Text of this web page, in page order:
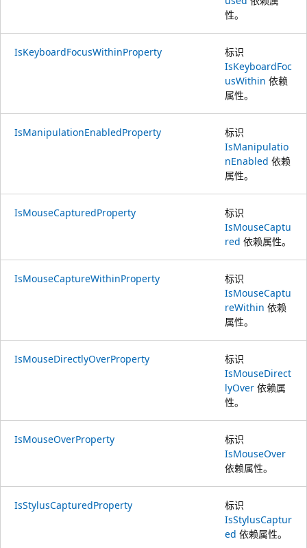
性。
IsKeyboardFocusWithinProperty
标识
IsKeyboardFoc
usWithin 依赖
属性。
IsManipulationEnabledProperty
标识
IsManipulatio
nEnabled 依赖
属性。
IsMouseCapturedProperty
标识
IsMouseCaptu
red 依赖属性。
IsMouseCaptureWithinProperty
标识
IsMouseCaptu
reWithin 依赖
属性。
IsMouseDirectlyOverProperty
标识
IsMouseDirect
lyOver 依赖属
性。
IsMouseOverProperty
标识
IsMouseOver
依赖属性。
IsStylusCapturedProperty
标识
IsStylusCaptur
ed 依赖属性。